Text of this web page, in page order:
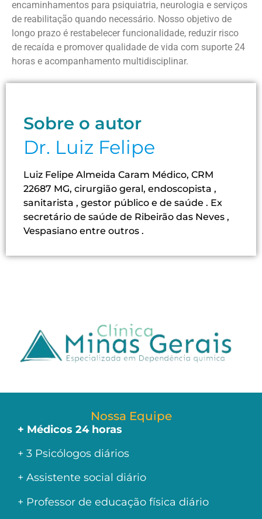
encaminhamentos para psiquiatria, neurologia e serviços
de reabilitação quando necessário. Nosso objetivo de
longo prazo é restabelecer funcionalidade, reduzir risco
de recaída e promover qualidade de vida com suporte 24
horas e acompanhamento multidisciplinar.
Sobre o autor
Dr. Luiz Felipe
Luiz Felipe Almeida Caram Médico, CRM
22687 MG, cirurgião geral, endoscopista ,
sanitarista , gestor público e de saúde . Ex
secretário de saúde de Ribeirão das Neves ,
Vespasiano entre outros .
Nossa Equipe
+ Médicos 24 horas
+ 3 Psicólogos diários
+ Assistente social diário
+ Professor de educação física diário